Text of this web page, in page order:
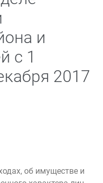
и
с 1
2017
об имуществе и